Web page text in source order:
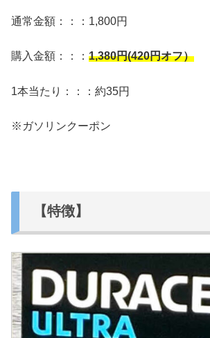
通常金額：：：1,800円
購入金額：：： 1,380円(420円オフ）
1本当たり：：：約35円
※ガソリンクーポン
【特徴】